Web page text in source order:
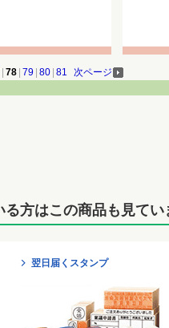
78 79 80 81 次ページ
方はこの商品も見てい
翌日届くスタンプ